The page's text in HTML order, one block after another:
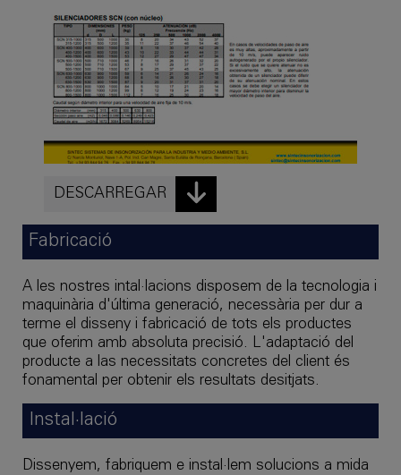
DESCARREGAR
Fabricació
A les nostres intal·lacions disposem de la tecnologia i
maquinària d'última generació, necessària per dur a
terme el disseny i fabricació de tots els productes
que oferim amb absoluta precisió. L'adaptació del
producte a las necessitats concretes del client és
fonamental per obtenir els resultats desitjats.
Instal·lació
Dissenyem, fabriquem e instal·lem solucions a mida